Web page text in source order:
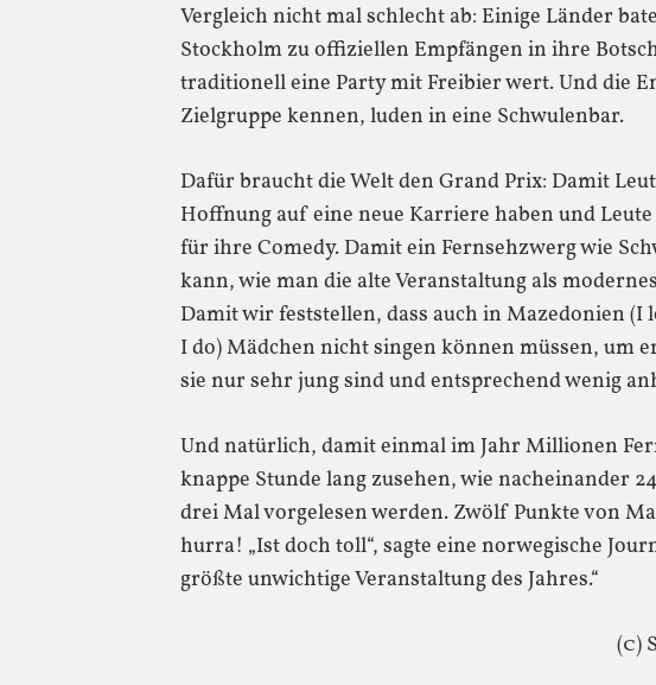
Vergleich nicht mal schlecht ab: Einige Länder
Stockholm zu offiziellen Empfängen in ihre
traditionell eine Party mit Freibier wert. Und die
Zielgruppe kennen, luden in eine Schwulenbar.
Dafür braucht die Welt den Grand Prix: Damit
Hoffnung auf eine neue Karriere haben und
für ihre Comedy. Damit ein Fernsehzwerg wie
kann, wie man die alte Veranstaltung als
Damit wir feststellen, dass auch in Mazedonien (I
I do) Mädchen nicht singen können müssen, um
sie nur sehr jung sind und entsprechend wenig
Und natürlich, damit einmal im Jahr Millionen
knappe Stunde lang zusehen, wie nacheinander
drei Mal vorgelesen werden. Zwölf Punkte von
hurra! „Ist doch toll“, sagte eine norwegische
größte unwichtige Veranstaltung des Jahres.“
(c)